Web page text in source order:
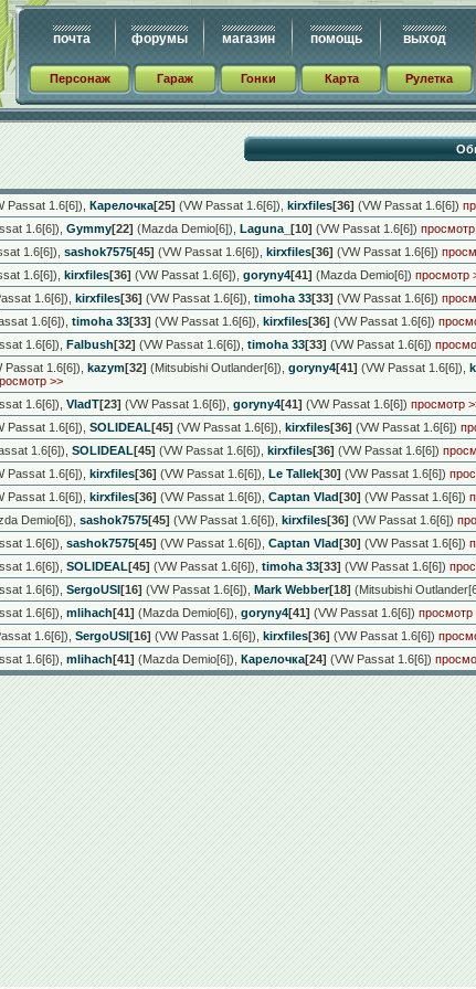
почта форумы магазин помощь выход
Персонаж
Гараж Гонки Карта Рулетка
Passat 1.6[6]) Карелочка[25] (VW Passat 1.6[6]) kirxfiles[36] (VW Passat 1.6[6])
1.6[6]) Gymmy[22] (Mazda Demio[6]) Laguna_ [10] (VW Passat 1.6[6])
1.6[6]) sashok7575[45] (VW Passat 1.6[6]) kirxfiles[36] (VW Passat 1.6[6])
1.6[6]) kirxfiles[36] (VW Passat 1.6[6]) goryny4[41] (Mazda Demio[6]) просмотр
1.6[6]) kirxfiles[36] (VW Passat 1.6[6]) timoha 33[33] (VW Passat 1.6[6])
1.6[6]) timoha 33[33] (VW Passat 1.6[6]) kirxfiles[36] (VW Passat 1.6[6])
1.6[6]) Falbush[32] (VW Passat 1.6[6]) timoha 33[33] (VW Passat 1.6[6])
Passat 1.6[6]) kazym[32] (Mitsubishi Outlander[6]) goryny4[41] (VW Passat 1.6[6])
>>
1.6[6]) VladT[23] (VW Passat 1.6[6]) goryny4[41] (VW Passat 1.6[6]) просмотр
Passat 1.6[6]) SOLIDEAL[45] (VW Passat 1.6[6]) kirxfiles[36] (VW Passat 1.6[6])
1.6[6]) SOLIDEAL[45] (VW Passat 1.6[6]) kirxfiles[36] (VW Passat 1.6[6])
Passat 1.6[6]) kirxfiles[36] (VW Passat 1.6[6]) Le Tallek[30] (VW Passat 1.6[6])
Passat 1.6[6]) kirxfiles[36] (VW Passat 1.6[6]) Captan Vlad[30] (VW Passat 1.6[6])
Demio[6]) sashok7575[45] (VW Passat 1.6[6]) kirxfiles[36] (VW Passat 1.6[6])
1.6[6]) sashok7575[45] (VW Passat 1.6[6]) Captan Vlad[30] (VW Passat 1.6[6])
1.6[6]) SOLIDEAL[45] (VW Passat 1.6[6]) timoha 33[33] (VW Passat 1.6[6])
1.6[6]) SergoUSI[16] (VW Passat 1.6[6]) Mark Webber[18] (Mitsubishi
1.6[6]) mlihach[41] (Mazda Demio[6]) goryny4[41] (VW Passat 1.6[6]) просмотр
1.6[6]) SergoUSI[16] (VW Passat 1.6[6]) kirxfiles[36] (VW Passat 1.6[6])
1.6[6]) mlihach[41] (Mazda Demio[6]) Карелочка[24] (VW Passat 1.6[6])